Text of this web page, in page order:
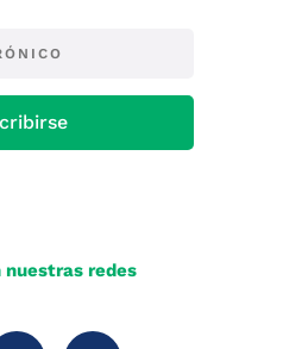
nuestras redes